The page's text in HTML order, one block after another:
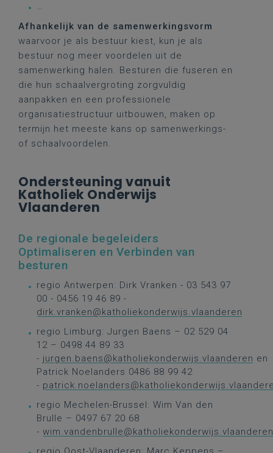
…
Afhankelijk van de samenwerkingsvorm
waarvoor je als bestuur kiest, kun je als
bestuur nog meer voordelen uit de
samenwerking halen. Besturen die fuseren en
die hun schaalvergroting zorgvuldig
aanpakken en een professionele
organisatiestructuur uitbouwen, maken op
termijn het meeste kans op samenwerkings-
of schaalvoordelen.
Ondersteuning vanuit
Katholiek Onderwijs
Vlaanderen
De regionale begeleiders
Optimaliseren en Verbinden van
besturen
regio Antwerpen: Dirk Vranken - 03 543 97
00 - 0456 19 46 89 -
dirk.vranken@katholiekonderwijs.vlaanderen
regio Limburg: Jurgen Baens – 02 529 04
12 – 0498 44 89 33
- jurgen.baens@katholiekonderwijs.vlaanderen en
Patrick Noelanders 0486 88 99 42
-
regio Mechelen-Brussel: Wim Van den
Brulle – 0497 67 20 68
- wim.vandenbrulle@katholiekonderwijs.vlaanderen